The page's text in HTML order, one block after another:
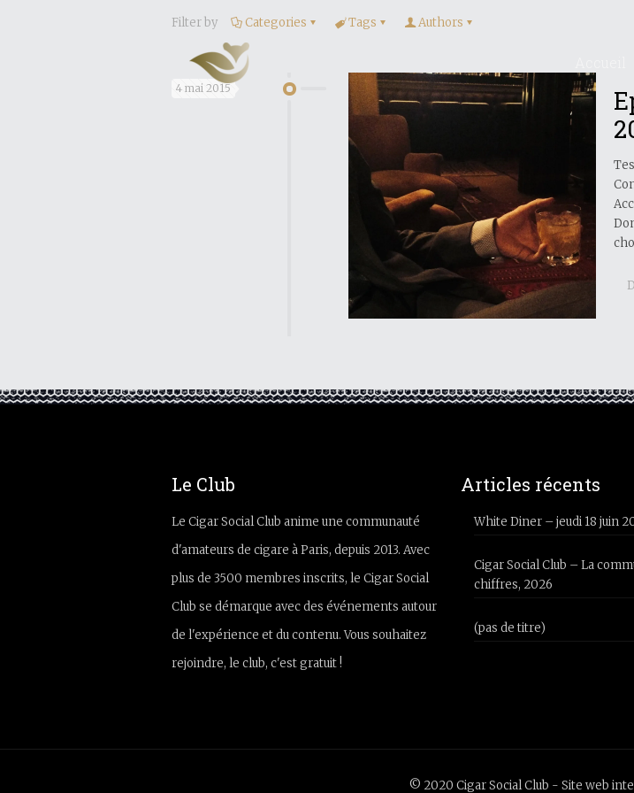
Filter by Categories Tags Authors
4 mai 2015
Le Club
Le Cigar Social Club anime une communauté
d'amateurs de cigare à Paris, depuis 2013. Avec
plus de 3500 membres inscrits, le Cigar Social
Club se démarque avec des événements autour
de l'expérience et du contenu. Vous souhaitez
rejoindre, le club, c'est gratuit !
Articles récents
White Diner – jeudi 18 juin
Cigar Social Club – La
chiffres, 2026
(pas de titre)
© 2020 Cigar Social Club - Site web